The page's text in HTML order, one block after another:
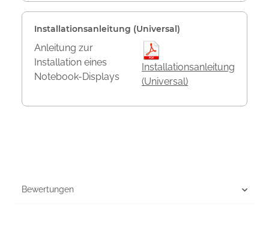
Installationsanleitung (Universal)
Anleitung zur
Installation eines
Notebook-Displays
Installationsanleitung
(Universal)
Bewertungen